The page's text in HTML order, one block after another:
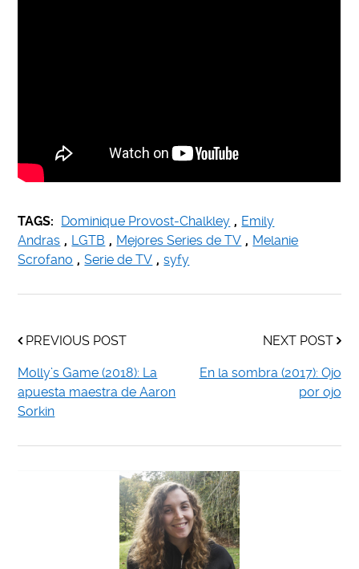
TAGS: Dominique Provost-Chalkley , Emily
Andras , LGTB , Mejores Series de TV , Melanie
Scrofano , Serie de TV , syfy
PREVIOUS POST
Molly’s Game (2018): La
apuesta maestra de Aaron
Sorkin
NEXT POST
En la sombra (2017): Ojo
por ojo